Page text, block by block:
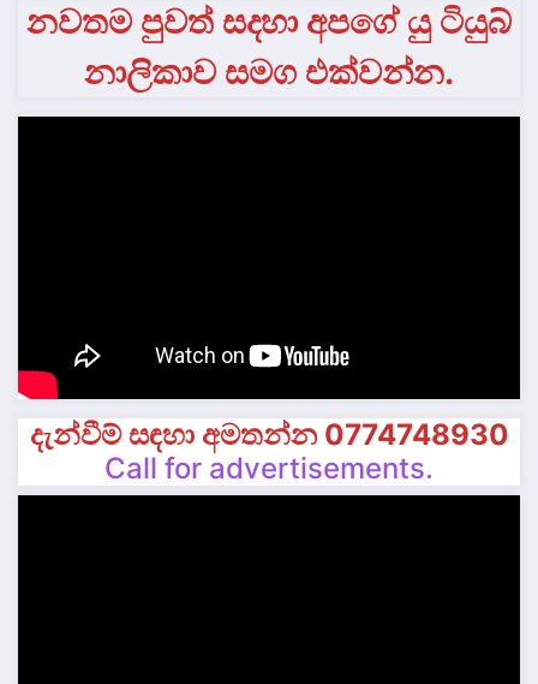
නවතම පුවත් සදහා අපගේ යු ටියුබ්
නාලිකාව සමග එක්වන්න.
දැන්වීම් සඳහා අමතන්න 0774748930
Call for advertisements.